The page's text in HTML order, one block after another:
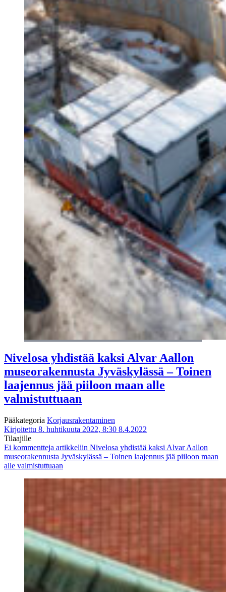
Nivelosa yhdistää kaksi Alvar Aallon
museorakennusta Jyväskylässä – Toinen
laajennus jää piiloon maan alle
valmistuttuaan
Pääkategoria Korjausrakentaminen
Kirjoitettu 8. huhtikuuta 2022, 8:30 8.4.2022
Tilaajille
Ei kommentteja artikkeliin Nivelosa yhdistää kaksi Alvar Aallon
museorakennusta Jyväskylässä – Toinen laajennus jää piiloon maan
alle valmistuttuaan